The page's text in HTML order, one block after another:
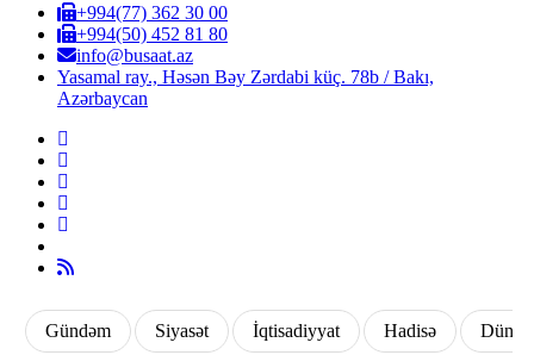
+994(77) 362 30 00
+994(50) 452 81 80
info@busaat.az
Yasamal ray., Həsən Bəy Zərdabi küç. 78b / Bakı,
Azərbaycan
Gündəm Siyasət İqtisadiyyat Hadisə Dünya